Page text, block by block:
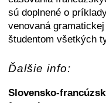
sú doplnené o
venovaná
študentom všetkých
Ďalšie info:
Slovensko-